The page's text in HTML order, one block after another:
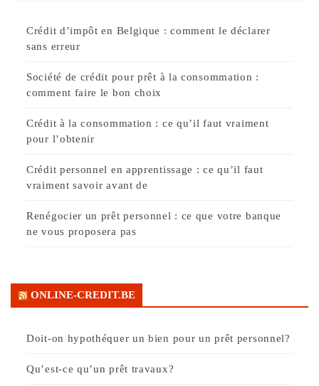
Crédit d’impôt en Belgique : comment le déclarer
sans erreur
Société de crédit pour prêt à la consommation :
comment faire le bon choix
Crédit à la consommation : ce qu’il faut vraiment
pour l’obtenir
Crédit personnel en apprentissage : ce qu’il faut
vraiment savoir avant de
Renégocier un prêt personnel : ce que votre banque
ne vous proposera pas
ONLINE-CREDIT.BE
Doit-on hypothéquer un bien pour un prêt personnel?
Qu’est-ce qu’un prêt travaux?